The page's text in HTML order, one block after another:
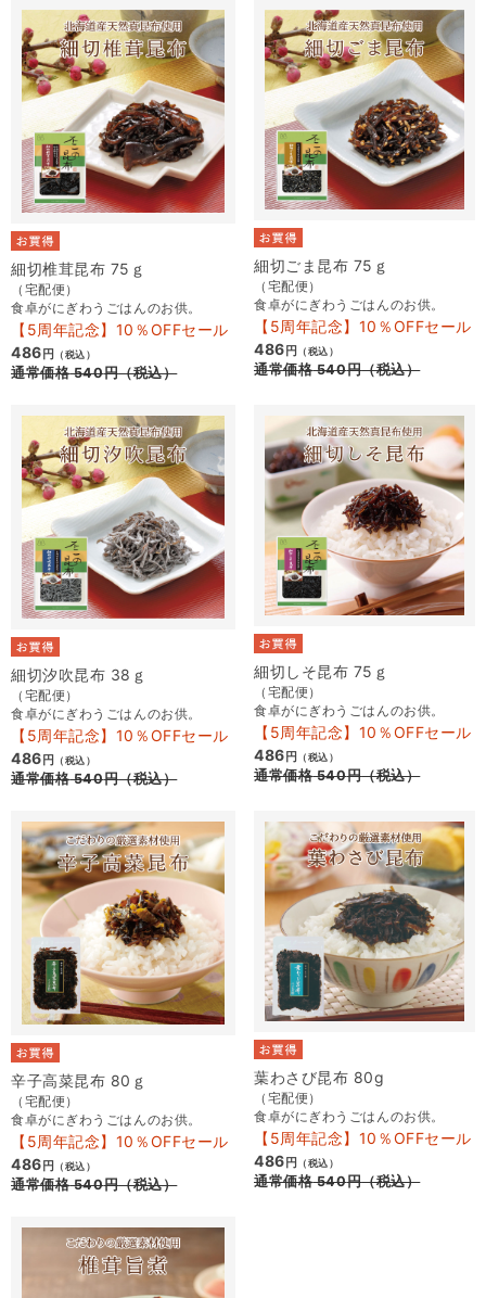
細切椎茸昆布 75ｇ
（宅配便）
食卓がにぎわうごはんのお供。
【5周年記念】10％OFFセール
486 円 （税込）
通常価格540円（税込）
細切ごま昆布 75ｇ
（宅配便）
食卓がにぎわうごはんのお供。
【5周年記念】10％OFFセール
486 円 （税込）
通常価格540円（税込）
細切汐吹昆布 38ｇ
（宅配便）
食卓がにぎわうごはんのお供。
【5周年記念】10％OFFセール
486 円 （税込）
通常価格540円（税込）
細切しそ昆布 75ｇ
（宅配便）
食卓がにぎわうごはんのお供。
【5周年記念】10％OFFセール
486 円 （税込）
通常価格540円（税込）
辛子高菜昆布 80ｇ
（宅配便）
食卓がにぎわうごはんのお供。
【5周年記念】10％OFFセール
486 円 （税込）
通常価格540円（税込）
葉わさび昆布 80g
（宅配便）
食卓がにぎわうごはんのお供。
【5周年記念】10％OFFセール
486 円 （税込）
通常価格540円（税込）